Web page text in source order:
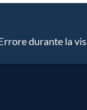
durante la